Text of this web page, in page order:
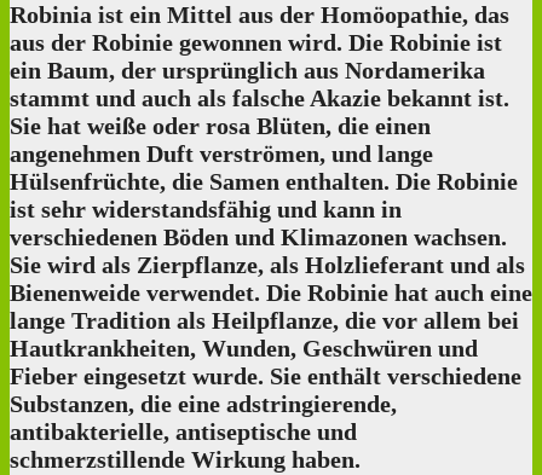
Robinia ist ein Mittel aus der Homöopathie, das
aus der Robinie gewonnen wird. Die Robinie ist
ein Baum, der ursprünglich aus Nordamerika
stammt und auch als falsche Akazie bekannt ist.
Sie hat weiße oder rosa Blüten, die einen
angenehmen Duft verströmen, und lange
Hülsenfrüchte, die Samen enthalten. Die Robinie
ist sehr widerstandsfähig und kann in
verschiedenen Böden und Klimazonen wachsen.
Sie wird als Zierpflanze, als Holzlieferant und als
Bienenweide verwendet. Die Robinie hat auch eine
lange Tradition als Heilpflanze, die vor allem bei
Hautkrankheiten, Wunden, Geschwüren und
Fieber eingesetzt wurde. Sie enthält verschiedene
Substanzen, die eine adstringierende,
antibakterielle, antiseptische und
schmerzstillende Wirkung haben.